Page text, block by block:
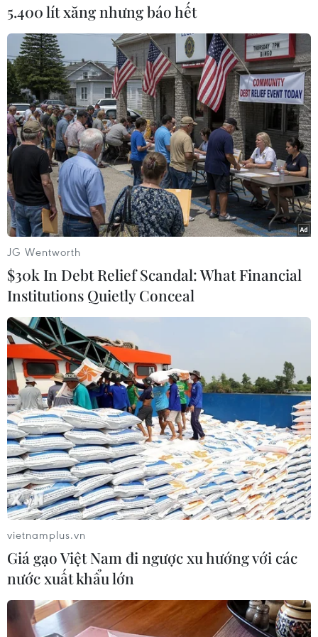
#Thừa Thiên-Huế #Ngân hàng
#Hệ thống POS
#Liên thông
#Thanh toán Anh
Theo dõi VietnamPlus
TIN CÙNG CHUYÊN MỤC
Bảo đảm an toàn hệ thống ngân
hàng và phát triển kinh tế số
09/08/2026 06:20
Cơ cấu lại vốn nhà nước tại doanh
nghiệp gắn với mục tiêu tăng trưởng
hai con số
07/08/2026 13:16
Bộ Tài chính: Thống nhất bốn
Chương trình mục tiêu quốc gia
thành một tổng thể
5.400 lít xăng nhưng báo hết
JG Wentworth
$30k In Debt Relief Scandal: What Financial
Institutions Quietly Conceal
vietnamplus.vn
Giá gạo Việt Nam đi ngược xu hướng với các
nước xuất khẩu lớn